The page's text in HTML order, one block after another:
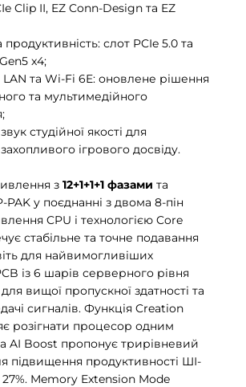
Clip II, EZ Conn-Design та EZ
слот PCIe 5.0 та
x4;
та Wi-Fi 6E: оновлене рішення
та мультимедійного
студійної якості для
ігрового досвіду.
з 12+1+1+1 фазами та
у поєднанні з двома 8-пін
CPU і технологією Core
стабільне та точне подавання
для найвимогливіших
із 6 шарів серверного рівня
вищої пропускної здатності та
сигналів. Функція Creation
розігнати процесор одним
AI Boost пропонує трирівневий
підвищення продуктивності ШІ-
Memory Extension Mode